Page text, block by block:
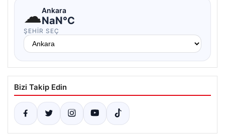
☁Ankara
NaN°C
ŞEHIR SEÇ
Bizi Takip Edin